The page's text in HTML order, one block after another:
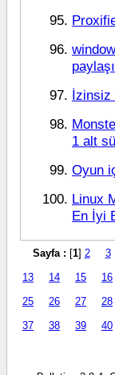
İzinsiz
1 alt
Oyun
Linux
En İyi
Sayfa : [1] 2 3
13
14 15 16
25
26 27 28
37
38 39 40